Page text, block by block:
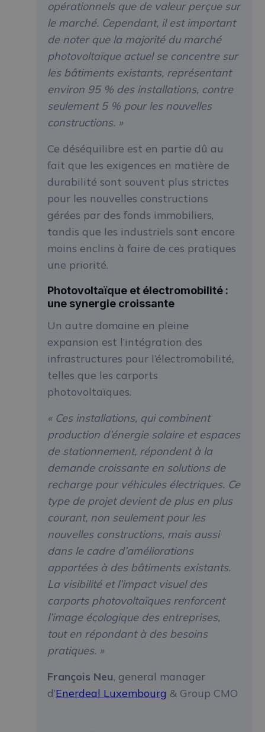
opérationnels que de valeur perçue sur
le marché. Cependant, il est important
de noter que la majorité du marché
photovoltaïque actuel se concentre sur
les bâtiments existants, représentant
environ 95 % des installations, contre
seulement 5 % pour les nouvelles
constructions. »
Ce déséquilibre est en partie dû au
fait que les exigences en matière de
durabilité sont souvent plus strictes
pour les nouvelles constructions
gérées par des fonds immobiliers,
tandis que les industriels sont encore
moins enclins à faire de ces pratiques
une priorité.
Photovoltaïque et électromobilité :
une synergie croissante
Un autre domaine en pleine
expansion est l’intégration des
infrastructures pour l’électromobilité,
telles que les carports
photovoltaïques.
« Ces installations, qui combinent
production d’énergie solaire et espaces
de stationnement, répondent à la
demande croissante en solutions de
recharge pour véhicules électriques. Ce
type de projet devient de plus en plus
courant, non seulement pour les
nouvelles constructions, mais aussi
dans le cadre d’améliorations
apportées à des bâtiments existants.
La visibilité et l’impact visuel des
carports photovoltaïques renforcent
l’image écologique des entreprises,
tout en répondant à des besoins
pratiques. »
François Neu, general manager
d’Enerdeal Luxembourg & Group CMO